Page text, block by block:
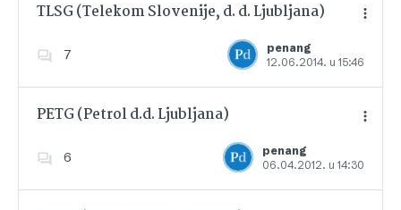
TLSG (Telekom Slovenije, d. d. Ljubljana)
7
penang
12.06.2014. u 15:46
Dodajte u favorite
PETG (Petrol d.d. Ljubljana)
6
penang
06.04.2012. u 14:30
Dodajte u favorite